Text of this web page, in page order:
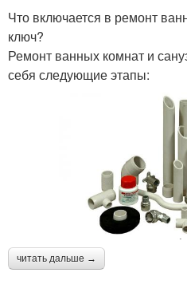
Что включается в ремонт
ключ?
Ремонт ванных комнат и
себя следующие этапы:
читать дальше →